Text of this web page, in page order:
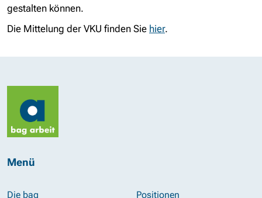
gestalten können.
Die Mittelung der VKU finden Sie hier.
Menü
Die bag
Positionen